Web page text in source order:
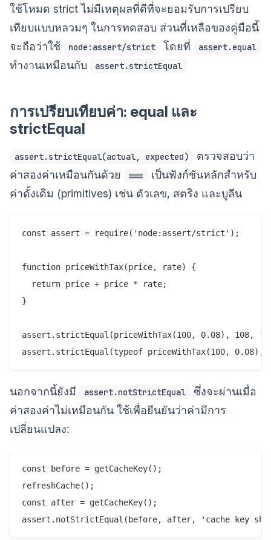
ใช้โหมด strict ไม่มีเหตุผลที่ดีที่จะยอมรับการเปรียบ
เทียบแบบหลวมๆ ในการทดสอบ ส่วนที่เหลือของคู่มือนี้
จะถือว่าใช้
node:assert/strict โดยที่ assert.equal
ทำงานเหมือนกับ assert.strictEqual
การเปรียบเทียบค่า: equal และ
strictEqual
assert.strictEqual(actual, expected)
ตรวจสอบว่า
ค่าสองค่าเหมือนกันด้วย
===
เป็นฟังก์ชันหลักสำหรับ
ค่าดั้งเดิม (primitives) เช่น ตัวเลข, สตริง และบูลีน
const assert = require('node:assert/strict');
function priceWithTax(price, rate) {
  return price + price * rate;
}
assert.strictEqual(priceWithTax(100, 0.08), 108,
นอกจากนี้ยังมี assert.notStrictEqual
ซึ่งจะผ่านเมื่อ
ค่าสองค่าไม่เหมือนกัน ใช้เพื่อยืนยันว่าค่ามีการ
เปลี่ยนแปลง:
const before = getCacheKey();
refreshCache();
const after = getCacheKey();